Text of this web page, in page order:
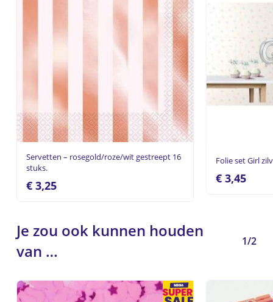
Servetten – rosegold/roze/wit gestreept 16
stuks.
€3,25
Folie set Girl
€3,45
Je zou ook kunnen houden
van …
1/2